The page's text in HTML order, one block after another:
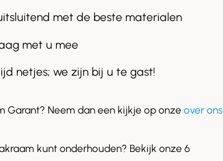
met de beste materialen
met u mee
netjes; we zijn bij u te gast!
Garant? Neem dan een kijkje op onze over ons
kunt onderhouden? Bekijk onze 6